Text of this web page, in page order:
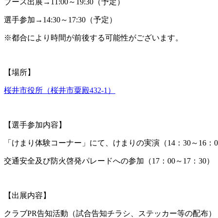
ブース出展→11:00～19:30（予定）
選手参加→14:30～17:30（予定）
※都合により時間が前後する可能性がございます。
【場所】
桜井市役所（桜井市粟殿432-1）
【選手参加内容】
「けまり体験コーナー」にて、けまりの実演（14：30～16：
交通安全及び防火啓発パレードへの参加（17：00～17：30）
【出展内容】
クラブPR告知活動（試合告知チラシ、ステッカー等の配布）